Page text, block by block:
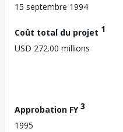
15 septembre 1994
Coût total du projet 1
USD 272.00 millions
Approbation FY3
1995